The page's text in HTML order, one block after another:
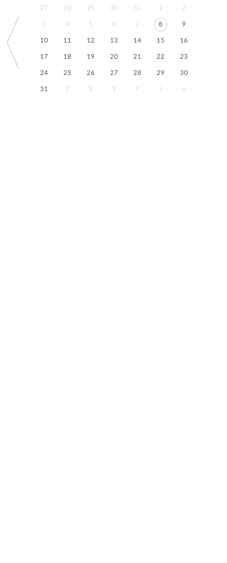
27 28 29 30 31 1 2
3 4 5 6 7 8 9
10 11 12 13 14 15 16
17 18 19 20 21 22 23
24 25 26 27 28 29 30
31 1 2 3 4 5 6